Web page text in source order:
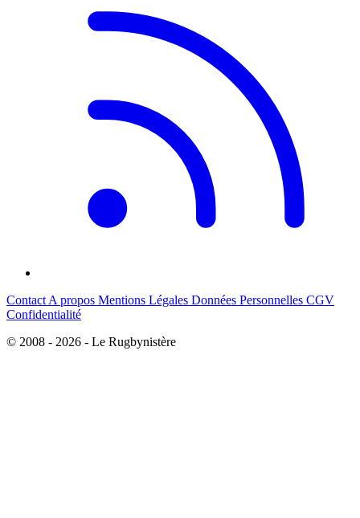
Contact A propos Mentions Légales Données Personnelles CGV
Confidentialité
© 2008 - 2026 - Le Rugbynistère